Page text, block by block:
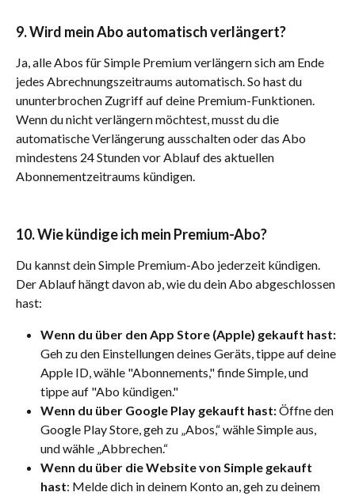
9. Wird mein Abo automatisch verlängert?
Ja, alle Abos für Simple Premium verlängern sich am Ende
jedes Abrechnungszeitraums automatisch. So hast du
ununterbrochen Zugriff auf deine Premium-Funktionen.
Wenn du nicht verlängern möchtest, musst du die
automatische Verlängerung ausschalten oder das Abo
mindestens 24 Stunden vor Ablauf des aktuellen
Abonnementzeitraums kündigen.
​10. Wie kündige ich mein Premium-Abo?
Du kannst dein Simple Premium-Abo jederzeit kündigen.
Der Ablauf hängt davon ab, wie du dein Abo abgeschlossen
hast:
Wenn du über den App Store (Apple) gekauft hast:
Geh zu den Einstellungen deines Geräts, tippe auf deine
Apple ID, wähle "Abonnements," finde Simple, und
tippe auf "Abo kündigen."
Wenn du über Google Play gekauft hast: Öffne den
Google Play Store, geh zu „Abos,“ wähle Simple aus,
und wähle „Abbrechen.“
Wenn du über die Website von Simple gekauft
hast: Melde dich in deinem Konto an, geh zu deinem